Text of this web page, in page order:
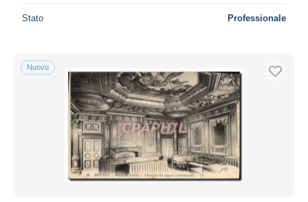
Stato Professionale
Nuovo